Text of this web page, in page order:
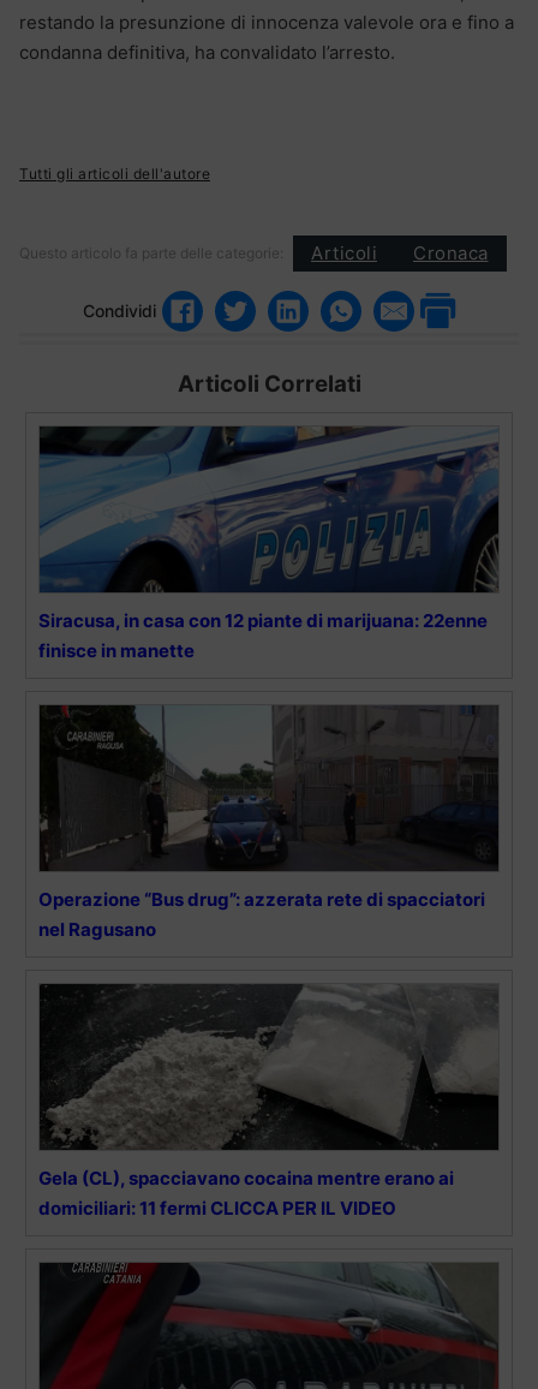
restando la presunzione di innocenza valevole ora e fino a
condanna definitiva, ha convalidato l’arresto.
Tutti gli articoli dell'autore
Questo articolo fa parte delle categorie: Articoli Cronaca
Condividi
Articoli Correlati
Siracusa, in casa con 12 piante di marijuana: 22enne
finisce in manette
Operazione “Bus drug”: azzerata rete di spacciatori
nel Ragusano
Gela (CL), spacciavano cocaina mentre erano ai
domiciliari: 11 fermi CLICCA PER IL VIDEO